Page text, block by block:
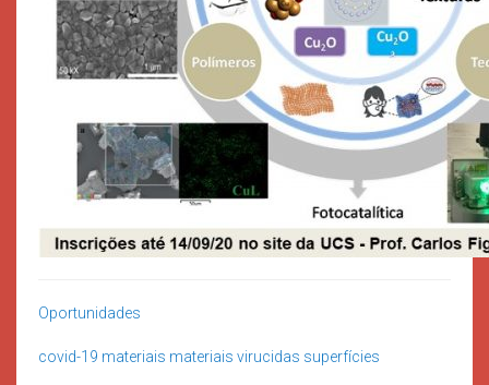
Oportunidades
covid-19 materiais materiais virucidas superfícies